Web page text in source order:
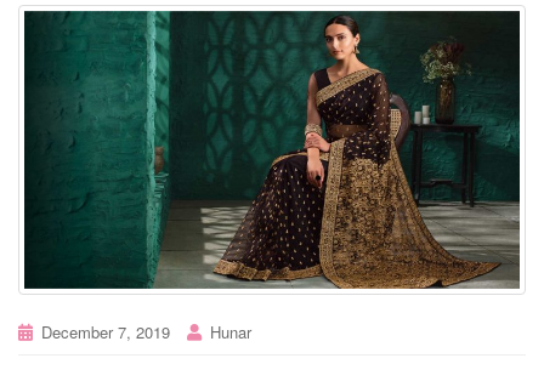
December 7, 2019 Hunar